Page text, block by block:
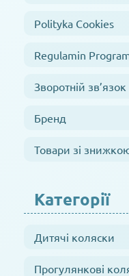
Polityka Cookies
Regulamin
Зворотній зв’язок
Бренд
Товари зі
Категорії
Дитячі коляски
Прогулянкові